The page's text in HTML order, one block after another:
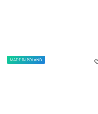
MADE IN POLAND